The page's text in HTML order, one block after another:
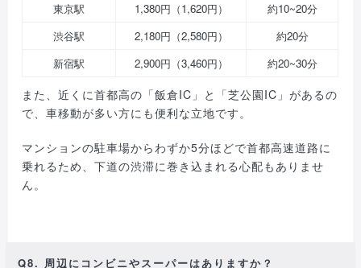
東京駅
1,380円（1,620円）
約10~20分
渋谷駅
2,180円（2,580円）
約20分
新宿駅
2,900円（3,460円） 約20~30分
また、近くに首都高の「飯倉IC」と「芝公園IC」があるの
で、車移動が多い方にも便利な立地です。
マンションの駐車場からわずか5分ほどで首都高速道路に
乗れるため、下道の渋滞に巻き込まれる心配もありませ
ん。
Q8. 周辺にコンビニやスーパーはありますか？